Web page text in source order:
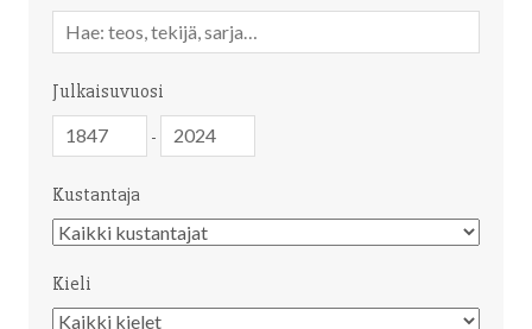
sanahaku
Julkaisuvuosi
-
Kustantaja
Kustantaja
Kieli
Kieli